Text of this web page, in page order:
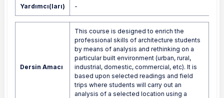
Yardımcı(ları) -
Dersin Amacı
This course is designed to enrich the
professional skills of architecture students
by means of analysis and rethinking on a
particular built environment (urban, rural,
industrial, domestic, commercial, etc). It is
based upon selected readings and field
trips where students will carry out an
analysis of a selected location using a